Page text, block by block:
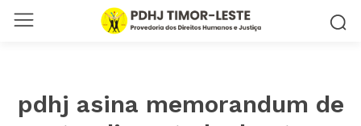
pdhj asina memorandum de